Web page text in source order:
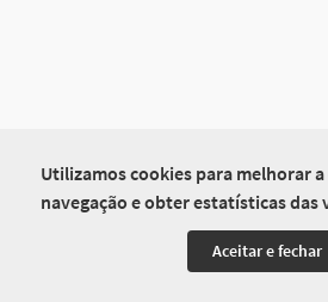
Utilizamos cookies para melhorar
navegação e obter estatísticas das
Aceitar e fechar